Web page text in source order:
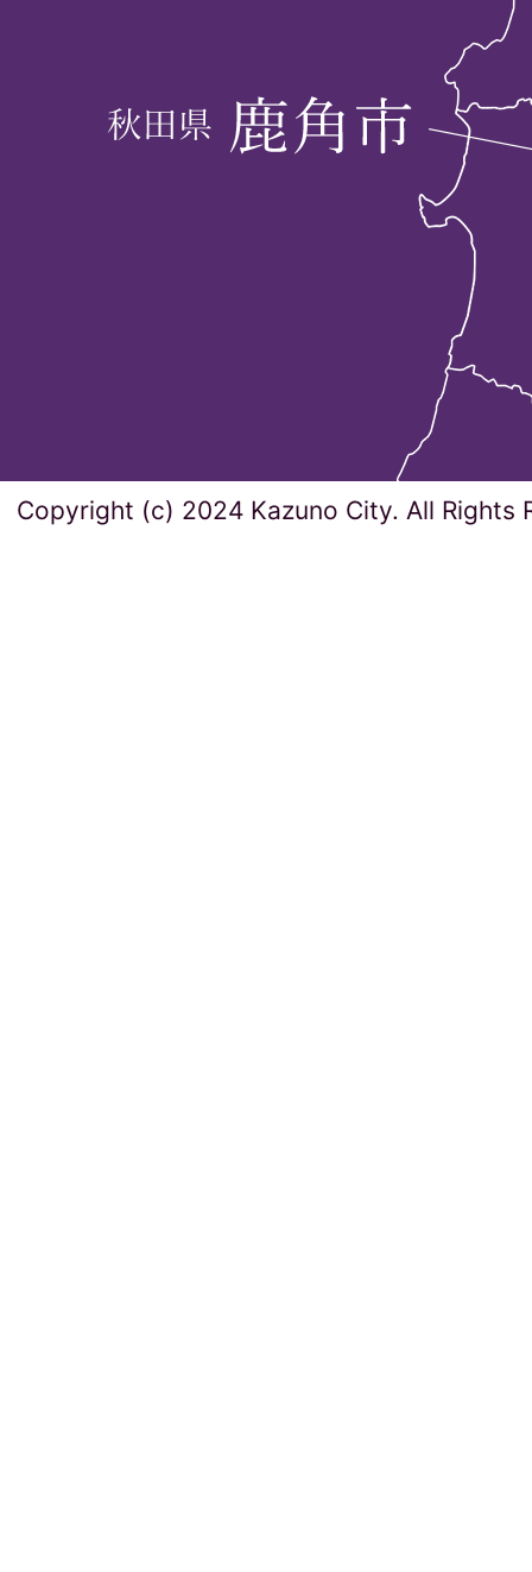
Copyright (c) 2024 Kazuno City. All Rights